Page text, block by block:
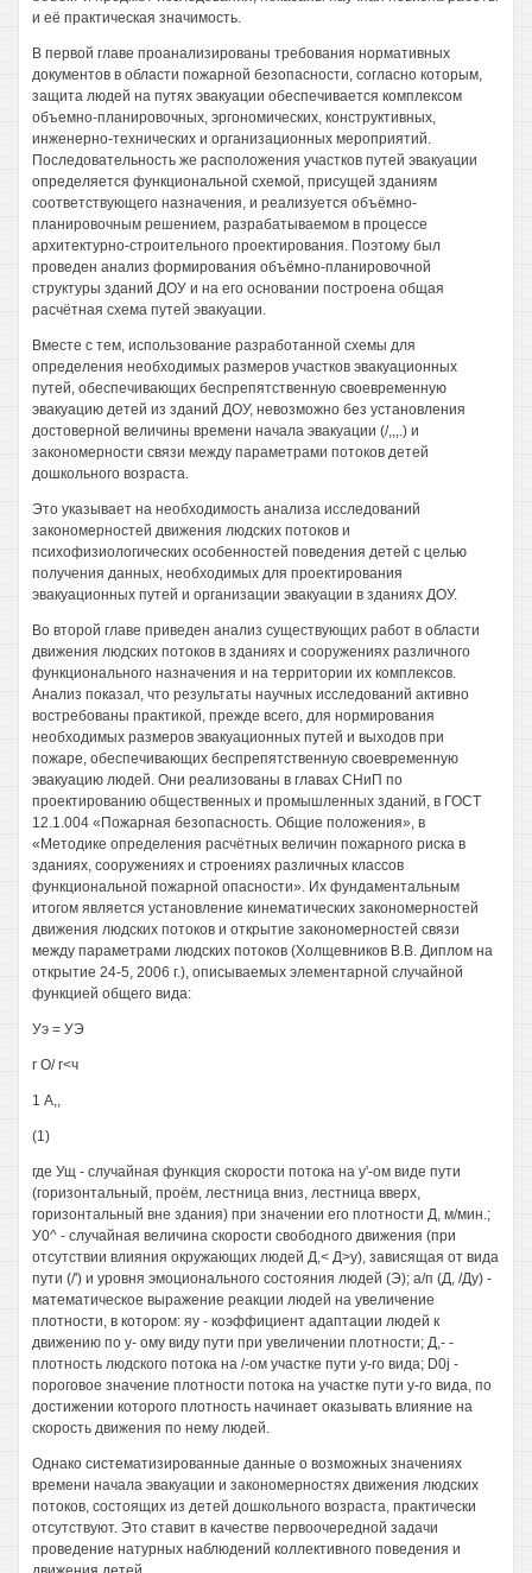
и её практическая значимость.
В первой главе проанализированы требования нормативных
документов в области пожарной безопасности, согласно которым,
защита людей на путях эвакуации обеспечивается комплексом
объемно-планировочных, эргономических, конструктивных,
инженерно-технических и организационных мероприятий.
Последовательность же расположения участков путей эвакуации
определяется функциональной схемой, присущей зданиям
соответствующего назначения, и реализуется объёмно-
планировочным решением, разрабатываемом в процессе
архитектурно-строительного проектирования. Поэтому был
проведен анализ формирования объёмно-планировочной
структуры зданий ДОУ и на его основании построена общая
расчётная схема путей эвакуации.
Вместе с тем, использование разработанной схемы для
определения необходимых размеров участков эвакуационных
путей, обеспечивающих беспрепятственную своевременную
эвакуацию детей из зданий ДОУ, невозможно без установления
достоверной величины времени начала эвакуации (/,,,.) и
закономерности связи между параметрами потоков детей
дошкольного возраста.
Это указывает на необходимость анализа исследований
закономерностей движения людских потоков и
психофизиологических особенностей поведения детей с целью
получения данных, необходимых для проектирования
эвакуационных путей и организации эвакуации в зданиях ДОУ.
Во второй главе приведен анализ существующих работ в области
движения людских потоков в зданиях и сооружениях различного
функционального назначения и на территории их комплексов.
Анализ показал, что результаты научных исследований активно
востребованы практикой, прежде всего, для нормирования
необходимых размеров эвакуационных путей и выходов при
пожаре, обеспечивающих беспрепятственную своевременную
эвакуацию людей. Они реализованы в главах СНиП по
проектированию общественных и промышленных зданий, в ГОСТ
12.1.004 «Пожарная безопасность. Общие положения», в
«Методике определения расчётных величин пожарного риска в
зданиях, сооружениях и строениях различных классов
функциональной пожарной опасности». Их фундаментальным
итогом является установление кинематических закономерностей
движения людских потоков и открытие закономерностей связи
между параметрами людских потоков (Холщевников В.В. Диплом на
открытие 24-5, 2006 г.), описываемых элементарной случайной
функцией общего вида:
Уэ = УЭ
г О/ г<ч
1 А,,
(1)
где Ущ - случайная функция скорости потока на у'-ом виде пути
(горизонтальный, проём, лестница вниз, лестница вверх,
горизонтальный вне здания) при значении его плотности Д, м/мин.;
У0^ - случайная величина скорости свободного движения (при
отсутствии влияния окружающих людей Д,< Д>у), зависящая от вида
пути (/') и уровня эмоционального состояния людей (Э); а/п (Д, /Ду) -
математическое выражение реакции людей на увеличение
плотности, в котором: яу - коэффициент адаптации людей к
движению по у- ому виду пути при увеличении плотности; Д,- -
плотность людского потока на /-ом участке пути у-го вида; D0j -
пороговое значение плотности потока на участке пути у-го вида, по
достижении которого плотность начинает оказывать влияние на
скорость движения по нему людей.
Однако систематизированные данные о возможных значениях
времени начала эвакуации и закономерностях движения людских
потоков, состоящих из детей дошкольного возраста, практически
отсутствуют. Это ставит в качестве первоочередной задачи
проведение натурных наблюдений коллективного поведения и